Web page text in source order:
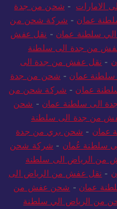
الامارات - شحن من جدة
عمان - شركة شحن من
سلطنة عمان - نقل عفش
من جدة الى سلطنة
- نقل عفش من جدة الى
عمان - شحن من جدة
عمان - شركة شحن من
الى سلطنة عمان - شحن
من جدة الى سلطنة
عمان - شحن بري من جدة
سلطنة عُمان - شركة شحن
من الرياض الى سلطنة
- نقل عفش من الرياض الى
عمان - شحن عفش من
من الرياض الي سلطنة